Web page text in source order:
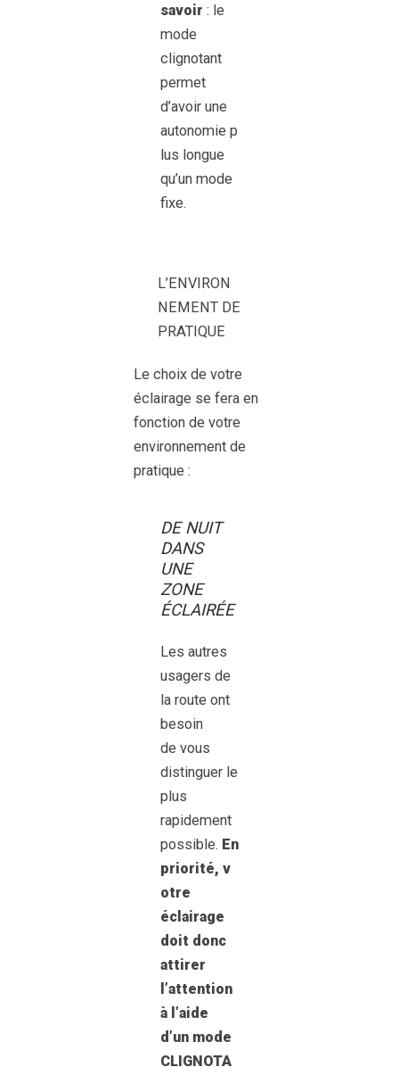
savoir : le
mode
clignotant
permet
d’avoir une
autonomie p
lus longue
qu’un mode
fixe.
L’ENVIRON
NEMENT DE
PRATIQUE
Le choix de votre
éclairage se fera en
fonction de votre
environnement de
pratique :
DE NUIT
DANS
UNE
ZONE
ÉCLAIRÉE
Les autres
usagers de
la route ont
besoin
de vous
distinguer le
plus
rapidement
possible. En
priorité, v
otre
éclairage
doit donc
attirer
l’attention
à l’aide
d’un mode
CLIGNOTA